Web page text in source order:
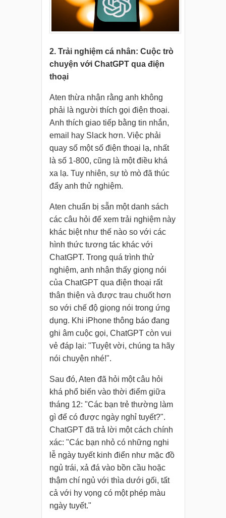
2. Trải nghiệm cá nhân: Cuộc trò
chuyện với ChatGPT qua điện
thoại
Aten thừa nhận rằng anh không
phải là người thích gọi điện thoại.
Anh thích giao tiếp bằng tin nhắn,
email hay Slack hơn. Việc phải
quay số một số điện thoại lạ, nhất
là số 1-800, cũng là một điều khá
xa lạ. Tuy nhiên, sự tò mò đã thúc
đẩy anh thử nghiệm.
Aten chuẩn bị sẵn một danh sách
các câu hỏi để xem trải nghiệm này
khác biệt như thế nào so với các
hình thức tương tác khác với
ChatGPT. Trong quá trình thử
nghiệm, anh nhận thấy giọng nói
của ChatGPT qua điện thoại rất
thân thiện và được trau chuốt hơn
so với chế độ giọng nói trong ứng
dụng. Khi iPhone thông báo đang
ghi âm cuộc gọi, ChatGPT còn vui
vẻ đáp lại: "Tuyệt vời, chúng ta hãy
nói chuyện nhé!".
Sau đó, Aten đã hỏi một câu hỏi
khá phổ biến vào thời điểm giữa
tháng 12: "Các bạn trẻ thường làm
gì để có được ngày nghỉ tuyết?".
ChatGPT đã trả lời một cách chính
xác: "Các bạn nhỏ có những nghi
lễ ngày tuyết kinh điển như mặc đồ
ngủ trái, xả đá vào bồn cầu hoặc
thậm chí ngủ với thìa dưới gối, tất
cả với hy vọng có một phép màu
ngày tuyết."